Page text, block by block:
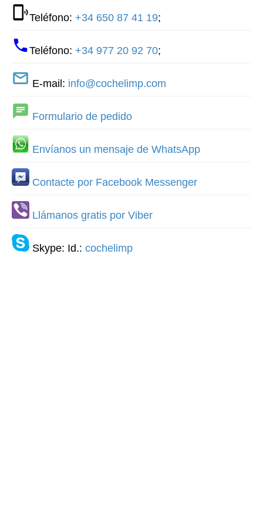
Teléfono: +34 650 87 41 19;
Teléfono: +34 977 20 92 70;
E-mail: info@cochelimp.com
Formulario de pedido
Envíanos un mensaje de WhatsApp
Contacte por Facebook Messenger
Llámanos gratis por Viber
Skype: Id.: cochelimp